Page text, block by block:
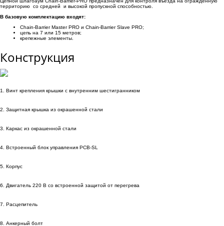
территорию со средней и высокой пропускной способностью.
В базовую комплектацию входят:
Chain-Barrier Master PRO и Chain-Barrier Slave PRO;
цепь на 7 или 15 метров;
крепежные элементы.
Конструкция
1. Винт крепления крышки с внутренним шестигранником
2. Защитная крышка из окрашенной стaли
3. Каркас из окрашенной стали
4. Встроенный блок управления PCB-SL
5. Корпус
6. Двигатель 220 В со встроенной защитой от перегрева
7. Расцепитель
8. Анкерный болт